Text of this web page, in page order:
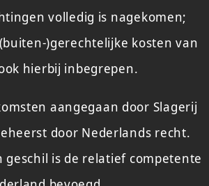
volledig is nagekomen;
)gerechtelijke kosten van
hierbij inbegrepen.
aangegaan door Slagerij
door Nederlands recht.
geschil is de relatief competente